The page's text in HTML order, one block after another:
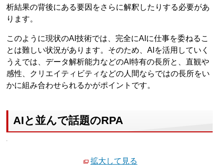
析結果の背後にある要因をさらに解釈したりする必要があ
ります。
このように現状のAI技術では、完全にAIに仕事を委ねるこ
とは難しい状況があります。そのため、AIを活用していく
うえでは、データ解析能力などのAI特有の長所と、直観や
感性、クリエイティビティなどの人間ならではの長所をい
かに組み合わせられるかがポイントです。
AIと並んで話題のRPA
拡大して見る